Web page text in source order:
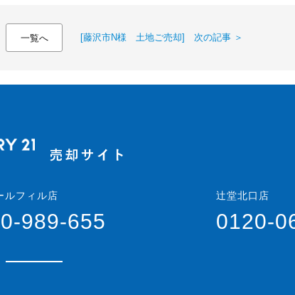
一覧へ [藤沢市N様 土地ご売却] 次の記事 ＞
ルフィル店
989-655
辻堂北口店
0120-